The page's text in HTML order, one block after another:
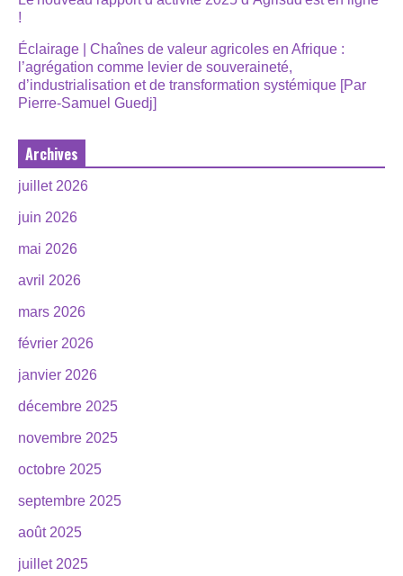
!
Éclairage | Chaînes de valeur agricoles en Afrique :
l’agrégation comme levier de souveraineté,
d’industrialisation et de transformation systémique [Par
Pierre-Samuel Guedj]
Archives
juillet 2026
juin 2026
mai 2026
avril 2026
mars 2026
février 2026
janvier 2026
décembre 2025
novembre 2025
octobre 2025
septembre 2025
août 2025
juillet 2025